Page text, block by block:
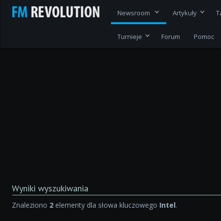
Newsroom Artykuły
Turnieje Forum Pomoc
Wyniki wyszukiwania
Znaleziono 2 elementy dla słowa kluczowego Intel.